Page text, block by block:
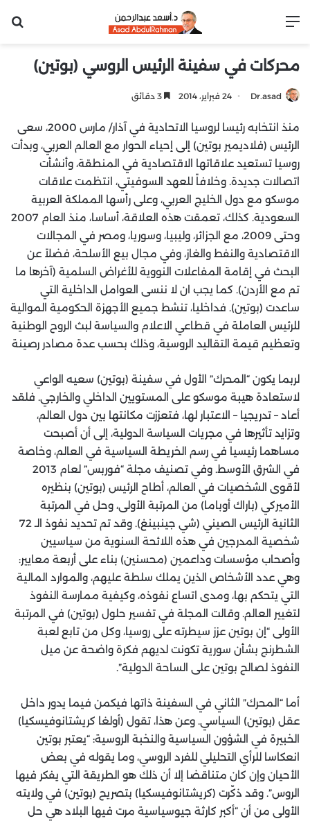
محركات في سفينة الرئيس الروسي (بوتين)
Dr.asad 24 فبراير، 2014
منذ انتخابه رئيسا لروسيا الاتحادية في آذار/ مارس 2000، سعى
الرئيس (فلاديمير بوتين) إلى إحياء الحوار مع العالم العربي، وبدأت
روسيا تستعيد علاقاتها الاقتصادية في المنطقة، وأنشأت
اتصالات جديدة. وخلافاً للعهد السوفيتي، انتظمت علاقات
موسكو مع دول الخليج العربي، وعلى رأسها المملكة العربية
السعودية. كذلك، تعمقت هذه العلاقة، أساسا، منذ العام 2007
وحتى 2009، مع الجزائر، وليبيا، وسوريا، ومصر في المجالات
الاقتصادية والنفط والغاز، وفي مجال بيع الأسلحة، فضلاً عن
البحث في إقامة المفاعلات النووية للأغراض السلمية (آخرها ما
تم مع الأردن). كما يجب ان لا ننسى العوامل الداخلية التي
ساعدت (بوتين). فداخليا، تنشط جميع الأجهزة الحكومية الموالية
للرئيس العاملة في قطاعي الاعلام والسياسة لبث الروح الوطنية
وتعظيم قيمة التقاليد الروسية، وذلك بحسب عدة مصادر رصينة
لربما يكون “المحرك” الأول في سفينة (بوتين) سعيه الواعي
لاستعادة هيبة موسكو على المستويين الداخلي والخارجي. فلقد
أعاد – تدريجيا – الاعتبار لها، فتعززت مكانتها بين دول العالم،
وتزايد تأثيرها في مجريات السياسة الدولية، إلى أن أصبحت
مساهما رئيسيا في رسم الخريطة السياسية في العالم، وخاصة
في الشرق الأوسط. وفي تصنيف مجلة “فوربس” لعام 2013
لأقوى الشخصيات في العالم، أطاح الرئيس (بوتين) بنظيره
الأميركي (باراك أوباما) من المرتبة الأولى، وحل في المرتبة
الثانية الرئيس الصيني (شي جينبينغ). وقد تم تحديد نفوذ الـ 72
شخصية المدرجين في هذه اللائحة السنوية من سياسيين
وأصحاب مؤسسات وداعمين (محسنين) بناء على أربعة معايير:
وهي عدد الأشخاص الذين يملك سلطة عليهم، والموارد المالية
التي يتحكم بها، ومدى اتساع نفوذه، وكيفية ممارسة النفوذ
لتغيير العالم. وقالت المجلة في تفسير حلول (بوتين) في المرتبة
الأولى “إن بوتين عزز سيطرته على روسيا، وكل من تابع لعبة
الشطرنج بشأن سورية تكونت لديهم فكرة واضحة عن ميل
النفوذ لصالح بوتين على الساحة الدولية”.
أما “المحرك” الثاني في السفينة ذاتها فيكمن فيما يدور داخل
عقل (بوتين) السياسي. وعن هذا، تقول (أولغا كريشتانوفيسكيا)
الخبيرة في الشؤون السياسية والنخبة الروسية: “يعتبر بوتين
انعكاسا للرأي التحليلي للفرد الروسي، وما يقوله في بعض
الأحيان وإن كان متناقضا إلا أن ذلك هو الطريقة التي يفكر فيها
الروس”. وقد ذكّرت (كريشتانوفيسكيا) بتصريح (بوتين) في ولايته
الأولى من أن “أكبر كارثة جيوسياسية مرت فيها البلاد هي حل